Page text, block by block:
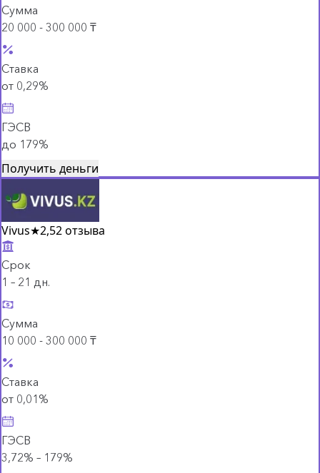
Сумма
20 000 - 300 000 ₸
Ставка
от 0,29%
ГЭСВ
до 179%
Получить деньги
Vivus★2,52 отзыва
Срок
1 – 21 дн.
Сумма
10 000 - 300 000 ₸
Ставка
от 0,01%
ГЭСВ
3,72% – 179%